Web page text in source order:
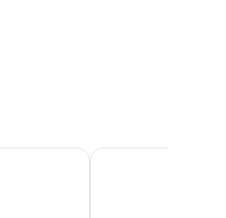
Hotel Hankyu RESPIRE